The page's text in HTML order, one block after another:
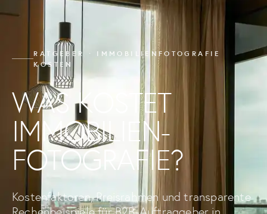
RATGEBER · IMMOBILIENFOTOGRAFIE
KOSTEN
WAS KOSTET
IMMOBILIEN­
FOTOGRAFIE?
Kostenfaktoren, Preisrahmen und transparente